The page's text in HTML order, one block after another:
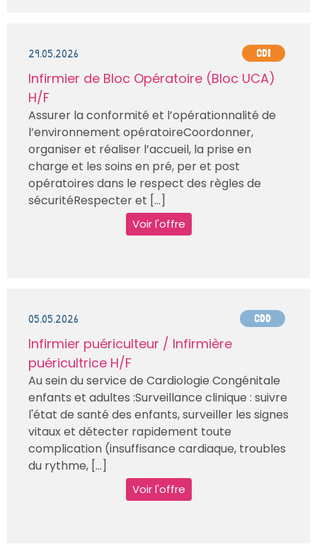
29.05.2026 CDI
Infirmier de Bloc Opératoire (Bloc UCA)
H/F
Assurer la conformité et l’opérationnalité de
l’environnement opératoireCoordonner,
organiser et réaliser l’accueil, la prise en
charge et les soins en pré, per et post
opératoires dans le respect des règles de
sécuritéRespecter et [...]
Voir l'offre
05.05.2026 CDD
Infirmier puériculteur / Infirmière
puéricultrice H/F
Au sein du service de Cardiologie Congénitale
enfants et adultes :Surveillance clinique : suivre
l'état de santé des enfants, surveiller les signes
vitaux et détecter rapidement toute
complication (insuffisance cardiaque, troubles
du rythme, [...]
Voir l'offre